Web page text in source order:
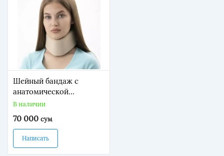
Шейный бандаж с
анатомической
конструкцией
В наличии
70 000 сум
Написать